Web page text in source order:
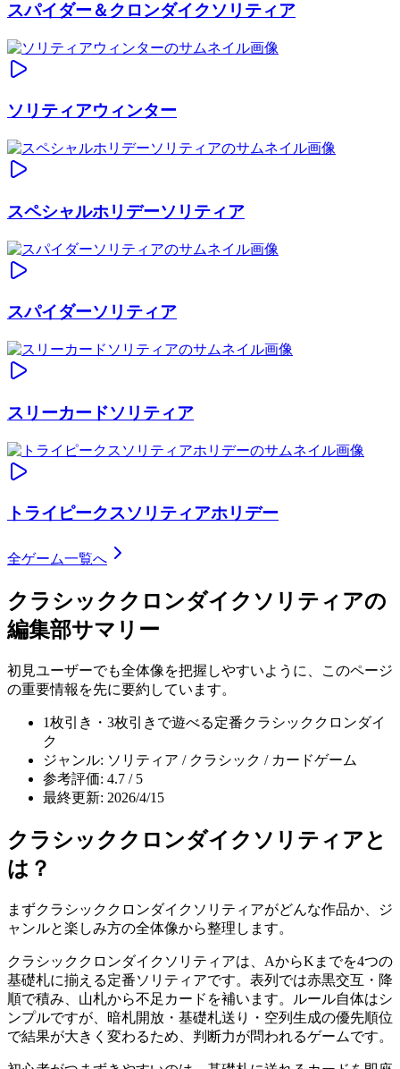
スパイダー＆クロンダイクソリティア
ソリティアウィンター
スペシャルホリデーソリティア
スパイダーソリティア
スリーカードソリティア
トライピークスソリティアホリデー
全ゲーム一覧へ
クラシッククロンダイクソリティアの
編集部サマリー
初見ユーザーでも全体像を把握しやすいように、このページ
の重要情報を先に要約しています。
1枚引き・3枚引きで遊べる定番クラシッククロンダイ
ク
ジャンル: ソリティア / クラシック / カードゲーム
参考評価: 4.7 / 5
最終更新: 2026/4/15
クラシッククロンダイクソリティアと
は？
まずクラシッククロンダイクソリティアがどんな作品か、ジ
ャンルと楽しみ方の全体像から整理します。
クラシッククロンダイクソリティアは、AからKまでを4つの
基礎札に揃える定番ソリティアです。表列では赤黒交互・降
順で積み、山札から不足カードを補います。ルール自体はシ
ンプルですが、暗札開放・基礎札送り・空列生成の優先順位
で結果が大きく変わるため、判断力が問われるゲームです。